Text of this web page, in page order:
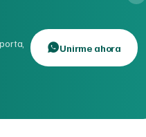
Unirme ahora